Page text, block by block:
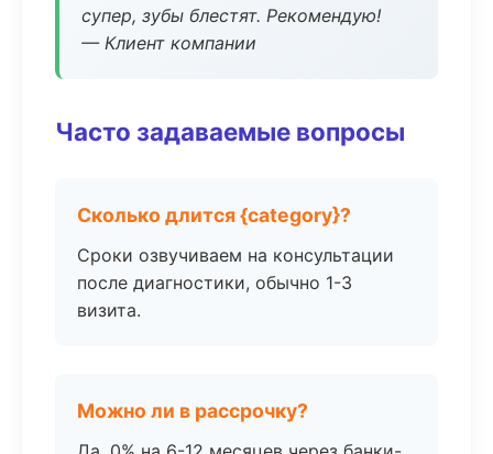
супер, зубы блестят. Рекомендую!
— Клиент компании
Часто задаваемые вопросы
Сколько длится {category}?
Сроки озвучиваем на консультации
после диагностики, обычно 1-3
визита.
Можно ли в рассрочку?